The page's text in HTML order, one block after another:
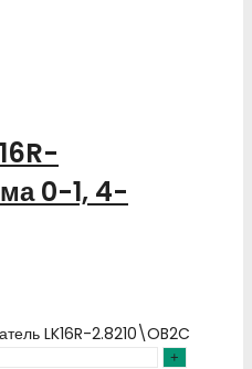
0-1, 4-
LK16R-2.8210\OB2C